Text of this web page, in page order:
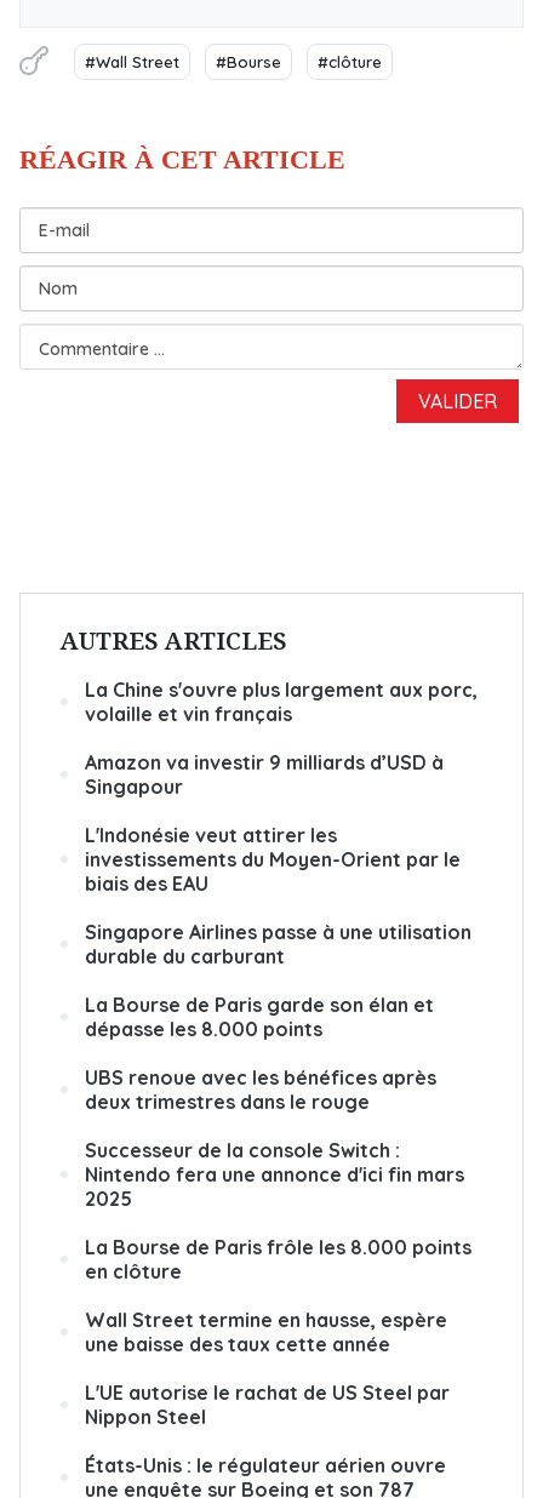
#Wall Street #Bourse #clôture
AUTRES ARTICLES
La Chine s'ouvre plus largement aux porc,
volaille et vin français
Amazon va investir 9 milliards d’USD à
Singapour
L'Indonésie veut attirer les
investissements du Moyen-Orient par le
biais des EAU
Singapore Airlines passe à une utilisation
durable du carburant
La Bourse de Paris garde son élan et
dépasse les 8.000 points
UBS renoue avec les bénéfices après
deux trimestres dans le rouge
Successeur de la console Switch :
Nintendo fera une annonce d'ici fin mars
2025
La Bourse de Paris frôle les 8.000 points
en clôture
Wall Street termine en hausse, espère
une baisse des taux cette année
L'UE autorise le rachat de US Steel par
Nippon Steel
États-Unis : le régulateur aérien ouvre
une enquête sur Boeing et son 787